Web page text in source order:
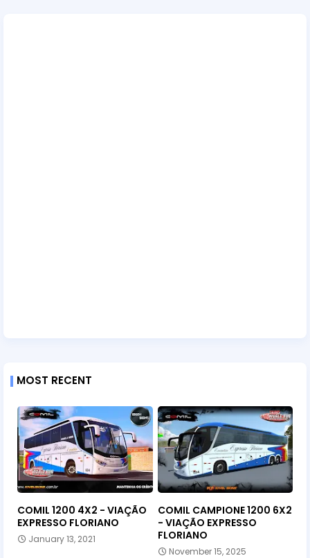
MOST RECENT
COMIL 1200 4X2 - VIAÇÃO
EXPRESSO FLORIANO
January 13, 2021
COMIL CAMPIONE 1200 6X2
- VIAÇÃO EXPRESSO
FLORIANO
November 15, 2025